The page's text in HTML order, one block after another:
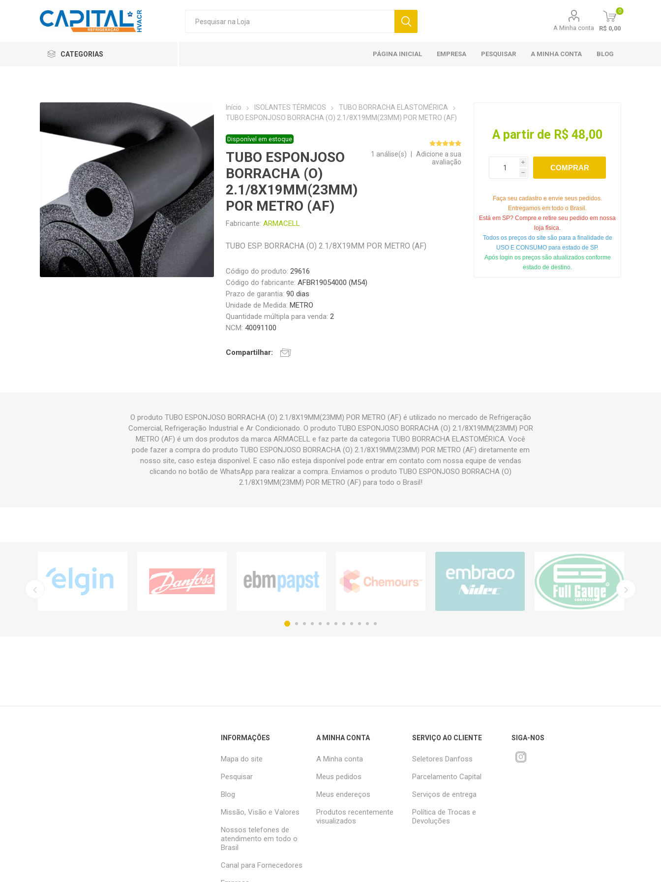
A Minha conta
0
R$ 0,00
CATEGORIAS PÁGINA INICIAL EMPRESA PESQUISAR A MINHA CONTA BLOG
Início ISOLANTES TÉRMICOS
TUBO BORRACHA ELASTOMÉRICA
TUBO ESPONJOSO BORRACHA (O) 2.1/8X19MM(23MM) POR METRO (AF)
Disponível em estoque
TUBO ESPONJOSO
BORRACHA (O)
2.1/8X19MM(23MM)
POR METRO (AF)
Fabricante: ARMACELL
1 análise(s)
Adicione a sua
avaliação
TUBO ESP. BORRACHA (O) 2.1/8X19MM POR METRO (AF)
Código do produto: 29616
Código do fabricante: AFBR19054000 (M54)
Prazo de garantia:90 dias
Unidade de Medida:METRO
Quantidade múltipla para venda:2
NCM:40091100
Compartilhar:
A partir de R$ 48,00
i
h
COMPRAR
Faça seu cadastro e envie seus pedidos.
Entregamos em todo o Brasil.
Está em SP? Compre e retire seu pedido em nossa
loja física.
Todos os preços do site são para a finalidade de
USO E CONSUMO para estado de SP.
Após login os preços são atualizados conforme
estado de destino.
O produto TUBO ESPONJOSO BORRACHA (O) 2.1/8X19MM(23MM) POR METRO (AF) é utilizado no mercado de Refrigeração
Comercial, Refrigeração Industrial e Ar Condicionado. O produto TUBO ESPONJOSO BORRACHA (O) 2.1/8X19MM(23MM) POR
METRO (AF) é um dos produtos da marca ARMACELL e faz parte da categoria TUBO BORRACHA ELASTOMÉRICA. Você
pode fazer a compra do produto TUBO ESPONJOSO BORRACHA (O) 2.1/8X19MM(23MM) POR METRO (AF) diretamente em
nosso site, caso esteja disponível. E caso não esteja disponível pode entrar em contato com nossa equipe de vendas
clicando no botão de WhatsApp para realizar a compra. Enviamos o produto TUBO ESPONJOSO BORRACHA (O)
2.1/8X19MM(23MM) POR METRO (AF) para todo o Brasil!
INFORMAÇÕES
Mapa do site
Pesquisar
Blog
Missão, Visão e Valores
Nossos telefones de
atendimento em todo o
Brasil
Canal para Fornecedores
A MINHA CONTA
A Minha conta
Meus pedidos
Meus endereços
Produtos recentemente
visualizados
SERVIÇO AO CLIENTE
Seletores Danfoss
Parcelamento Capital
Serviços de entrega
Política de Trocas e
Devoluções
SIGA-NOS